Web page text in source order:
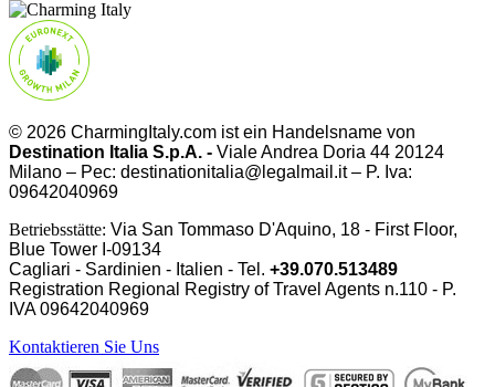
© 2026 CharmingItaly.com ist ein Handelsname von
Destination Italia S.p.A. - Viale Andrea Doria 44 20124
Milano – Pec: destinationitalia@legalmail.it – P. Iva:
09642040969
Betriebsstätte: Via San Tommaso D'Aquino, 18 - First Floor,
Blue Tower I-09134
Cagliari - Sardinien - Italien - Tel. +39.070.513489
Registration Regional Registry of Travel Agents n.110 - P.
IVA09642040969
Kontaktieren Sie Uns